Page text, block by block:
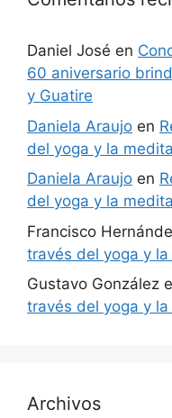
Daniel José en
60 aniversario
y Guatire
Daniela Araujo en
del yoga y la
Daniela Araujo en
del yoga y la
Francisco
través del yoga y
Gustavo González
través del yoga y
Archivos